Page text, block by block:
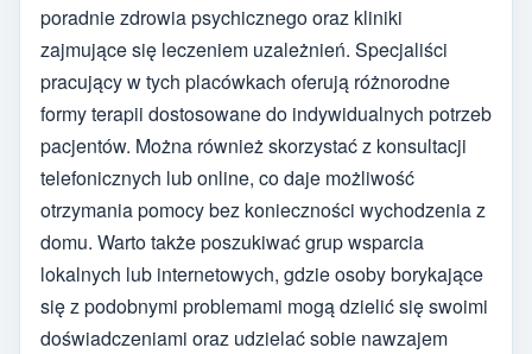
poradnie zdrowia psychicznego oraz kliniki
zajmujące się leczeniem uzależnień. Specjaliści
pracujący w tych placówkach oferują różnorodne
formy terapii dostosowane do indywidualnych potrzeb
pacjentów. Można również skorzystać z konsultacji
telefonicznych lub online, co daje możliwość
otrzymania pomocy bez konieczności wychodzenia z
domu. Warto także poszukiwać grup wsparcia
lokalnych lub internetowych, gdzie osoby borykające
się z podobnymi problemami mogą dzielić się swoimi
doświadczeniami oraz udzielać sobie nawzajem